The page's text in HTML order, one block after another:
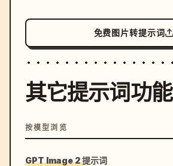
免费图片转提示词
其它提示词功能
按模型浏览
GPT Image 2 提示词